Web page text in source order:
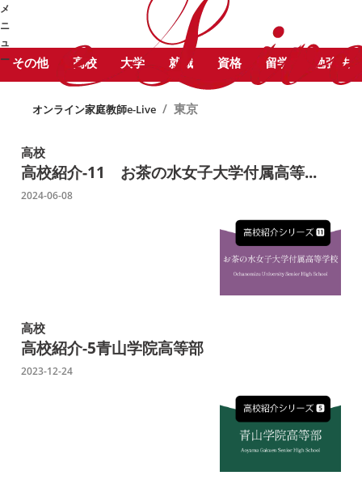
メ
ニ
ュ
ー
STUDY COLUMN
強コラム
東京 に関する記事をピックアッ
プしています。
その他
高校 大学 就職 資格 留学 勉強法
オンライン家庭教師e-Live / 東京
高校
高校紹介-11 お茶の水女子大学付属高等...
2024-06-08
高校
高校紹介-5青山学院高等部
2023-12-24